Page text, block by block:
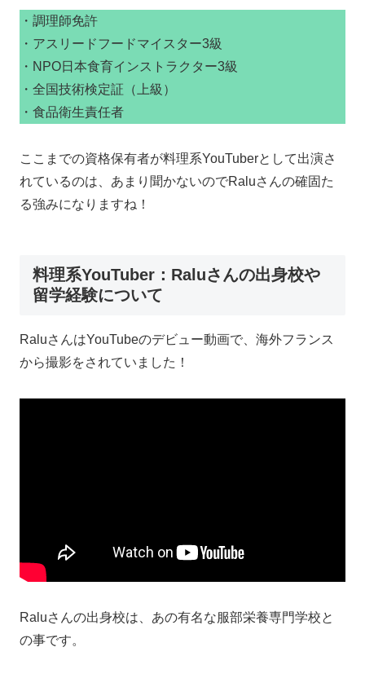
・調理師免許
・アスリードフードマイスター3級
・NPO日本食育インストラクター3級
・全国技術検定証（上級）
・食品衛生責任者
ここまでの資格保有者が料理系YouTuberとして出演さ
れているのは、あまり聞かないのでRaluさんの確固た
る強みになりますね！
料理系YouTuber：Raluさんの出身校や
留学経験について
RaluさんはYouTubeのデビュー動画で、海外フランス
から撮影をされていました！
Raluさんの出身校は、あの有名な服部栄養専門学校と
の事です。